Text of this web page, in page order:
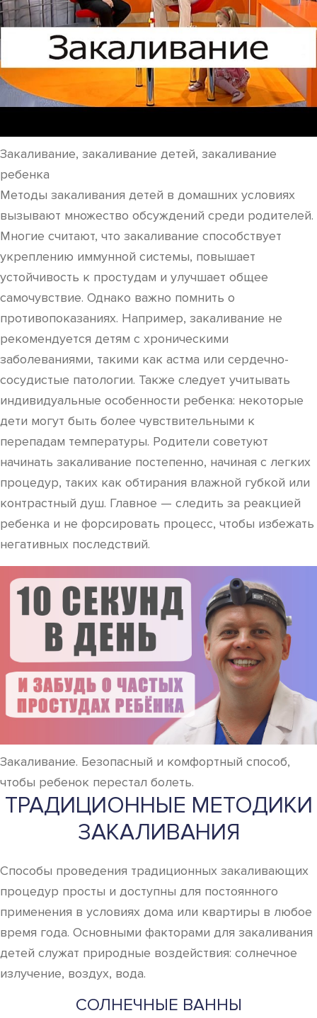
Закаливание, закаливание детей, закаливание
ребенка
Методы закаливания детей в домашних условиях
вызывают множество обсуждений среди родителей.
Многие считают, что закаливание способствует
укреплению иммунной системы, повышает
устойчивость к простудам и улучшает общее
самочувствие. Однако важно помнить о
противопоказаниях. Например, закаливание не
рекомендуется детям с хроническими
заболеваниями, такими как астма или сердечно-
сосудистые патологии. Также следует учитывать
индивидуальные особенности ребенка: некоторые
дети могут быть более чувствительными к
перепадам температуры. Родители советуют
начинать закаливание постепенно, начиная с легких
процедур, таких как обтирания влажной губкой или
контрастный душ. Главное — следить за реакцией
ребенка и не форсировать процесс, чтобы избежать
негативных последствий.
Закаливание. Безопасный и комфортный способ,
чтобы ребенок перестал болеть.
ТРАДИЦИОННЫЕ МЕТОДИКИ
ЗАКАЛИВАНИЯ
Способы проведения традиционных закаливающих
процедур просты и доступны для постоянного
применения в условиях дома или квартиры в любое
время года. Основными факторами для закаливания
детей служат природные воздействия: солнечное
излучение, воздух, вода.
СОЛНЕЧНЫЕ ВАННЫ